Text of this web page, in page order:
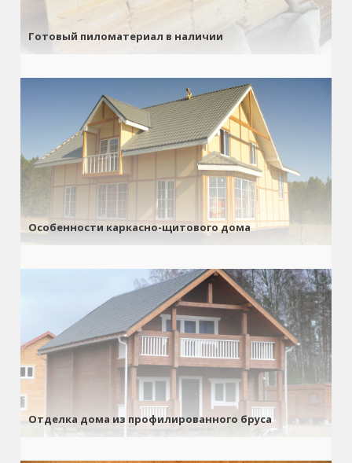
Готовый пиломатериал в наличии
Особенности каркасно-щитового дома
Отделка дома из профилированного бруса